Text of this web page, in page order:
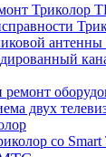
Триколор
антенны
ремонт
двух
со